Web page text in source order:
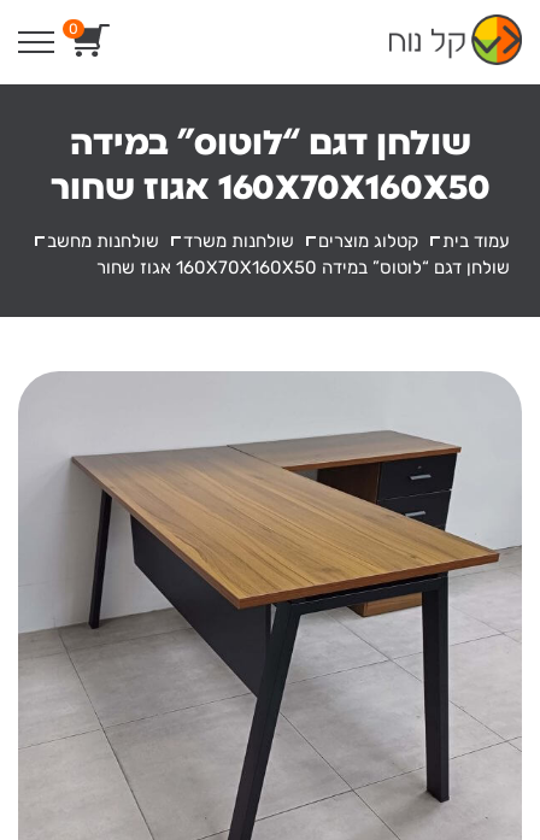
content
0
שולחן דגם “לוטוס” במידה
160X70X160X50 אגוז שחור
עמוד בית קטלוג מוצרים שולחנות משרד
שולחנות מחשב
שולחן דגם “לוטוס” במידה 160X70X160X50 אגוז שחור